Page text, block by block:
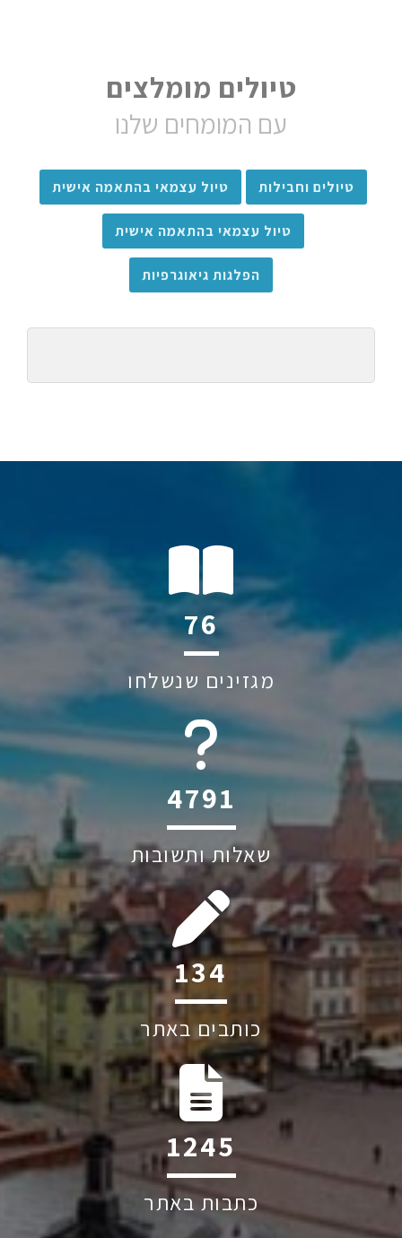
טיולים מומלצים
עם המומחים שלנו
טיולים וחבילות טיול עצמאי בהתאמה אישית
טיול עצמאי בהתאמה אישית
הפלגות גיאוגרפיות
112
מגזינים שנשלחו
6045
שאלות ותשובות
197
כותבים באתר
1830
כתבות באתר